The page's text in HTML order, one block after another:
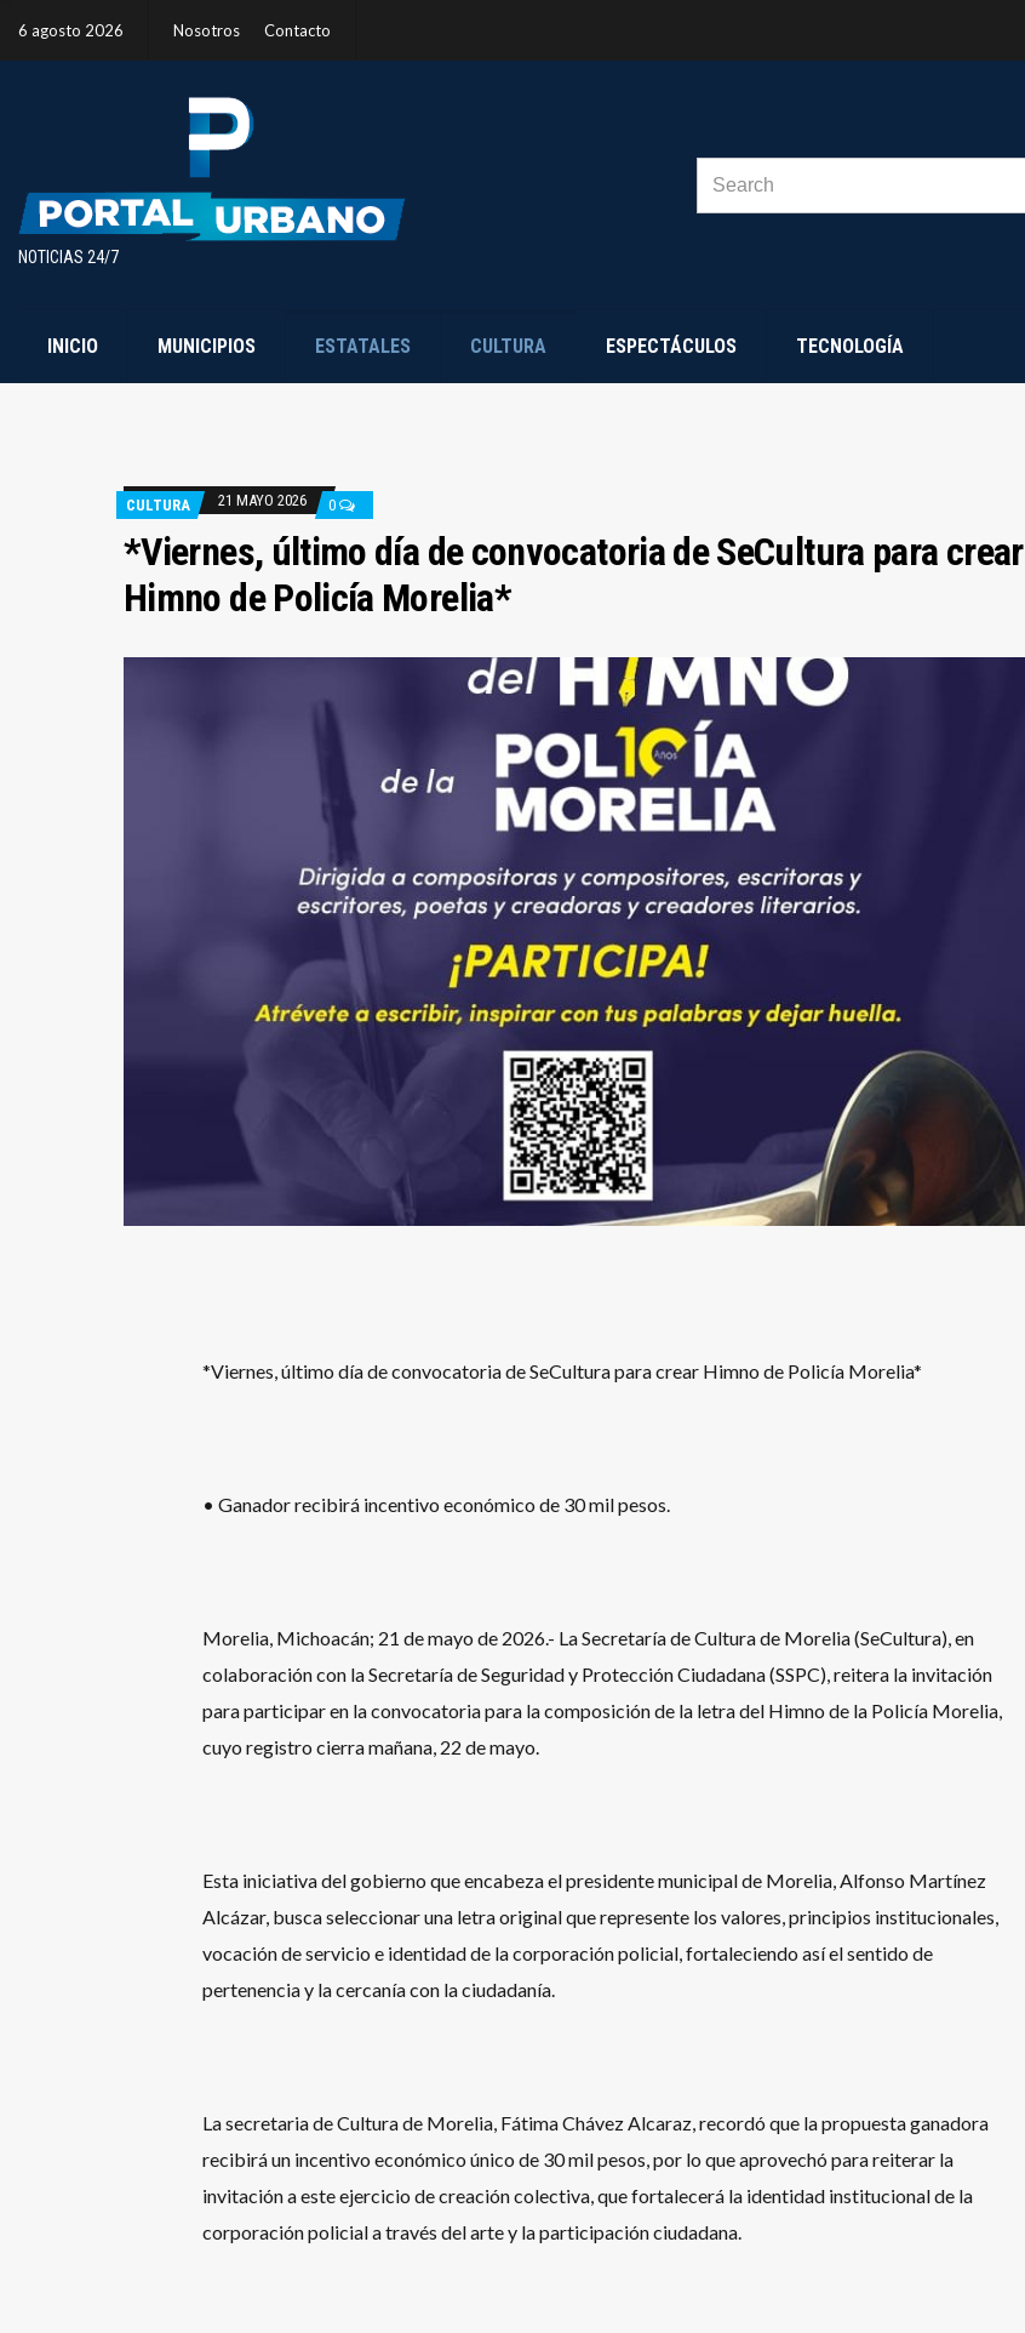
6 agosto 2026 Nosotros Contacto
NOTICIAS 24/7
INICIO MUNICIPIOS ESTATALES CULTURA ESPECTÁCULOS TECNOLOGÍA
CULTURA 21 MAYO 2026 0
*Viernes, último día de convocatoria de SeCultura para crear
Himno de Policía Morelia*
*Viernes, último día de convocatoria de SeCultura para crear Himno de Policía Morelia*
• Ganador recibirá incentivo económico de 30 mil pesos.
Morelia, Michoacán; 21 de mayo de 2026.- La Secretaría de Cultura de Morelia (SeCultura), en
colaboración con la Secretaría de Seguridad y Protección Ciudadana (SSPC), reitera la invitación
para participar en la convocatoria para la composición de la letra del Himno de la Policía Morelia,
cuyo registro cierra mañana, 22 de mayo.
Esta iniciativa del gobierno que encabeza el presidente municipal de Morelia, Alfonso Martínez
Alcázar, busca seleccionar una letra original que represente los valores, principios institucionales,
vocación de servicio e identidad de la corporación policial, fortaleciendo así el sentido de
pertenencia y la cercanía con la ciudadanía.
La secretaria de Cultura de Morelia, Fátima Chávez Alcaraz, recordó que la propuesta ganadora
recibirá un incentivo económico único de 30 mil pesos, por lo que aprovechó para reiterar la
invitación a este ejercicio de creación colectiva, que fortalecerá la identidad institucional de la
corporación policial a través del arte y la participación ciudadana.